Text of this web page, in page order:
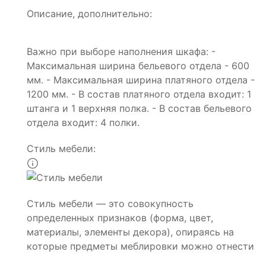
Описание, дополнительно:
Важно при выборе наполнения шкафа: -
Максимальная ширина бельевого отдела - 600
мм. - Максимальная ширина платяного отдела -
1200 мм. - В состав платяного отдела входит: 1
штанга и 1 верхняя полка. - В состав бельевого
отдела входит: 4 полки.
Стиль мебели:
Стиль мебели — это совокупность
определенных признаков (форма, цвет,
материалы, элементы декора), опираясь на
которые предметы меблировки можно отнести